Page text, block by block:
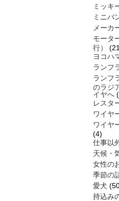
ミッキ
ミニバ
メーカ
モータ
行）
ヨコハ
ランフ
ランフ
のラジ
イヤへ
レスタ
ワイヤ
ワイヤ
(4)
仕事以
天候・
女性の
季節の
愛犬
持込み